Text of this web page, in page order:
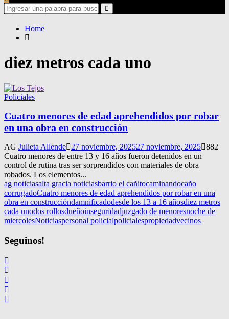
Search
for:
Search
Home
diez metros cada uno
Policiales
Cuatro menores de edad aprehendidos por robar
en una obra en construcción
AG Julieta Allende 27 noviembre, 202527 noviembre, 2025 882
Cuatro menores de entre 13 y 16 años fueron detenidos en un
control de rutina tras ser sorprendidos con materiales de obra
robados. Los elementos...
ag noticiasalta gracia noticiasbarrio el cañitocaminandocaño
corrugadoCuatro menores de edad aprehendidos por robar en una
obra en construccióndamnificadodesde los 13 a 16 añosdiez metros
cada unodos rollosdueñoinseguridadjuzgado de menoresnoche de
miercolesNoticiaspersonal policialpolicialespropiedadvecinos
Seguinos!